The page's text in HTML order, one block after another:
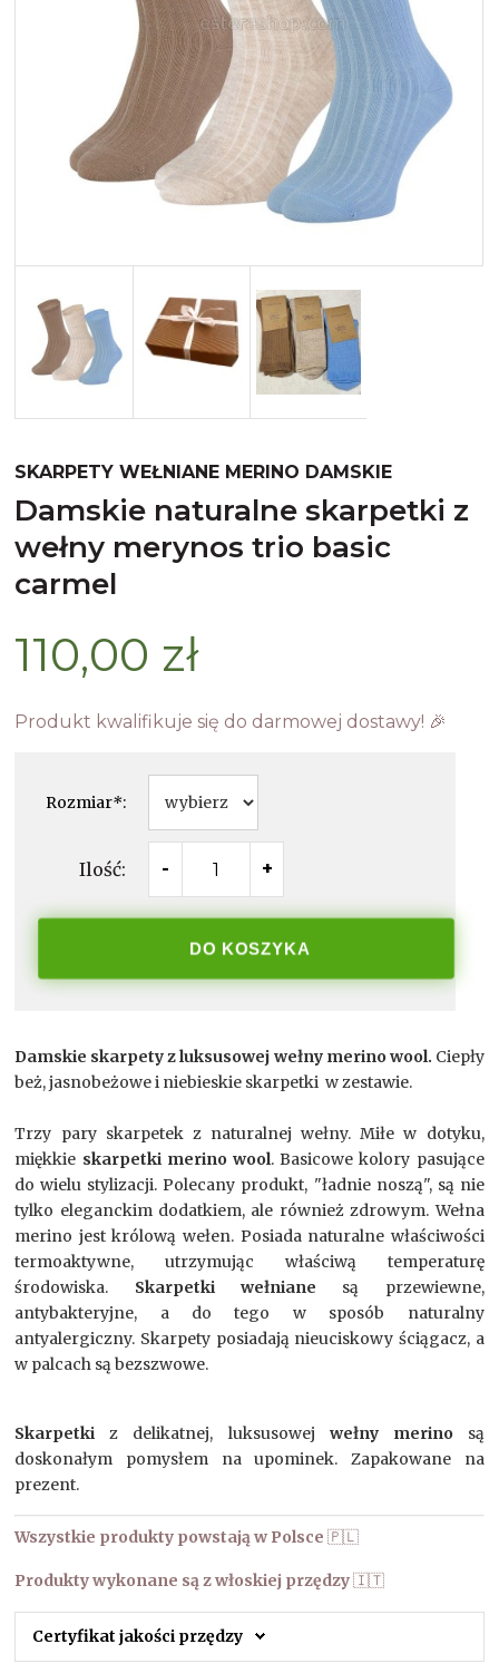
SKARPETY WEŁNIANE MERINO DAMSKIE
damskie naturalne skarpetki z
wełny merynos trio basic
carmel
110,00 zł
Produkt kwalifikuje się do darmowej dostawy! 🎉
Rozmiar*:
Ilość: - +
DO KOSZYKA
Damskie skarpety z luksusowej wełny merino wool. Ciepły
beż, jasnobeżowe i niebieskie skarpetki w zestawie.
Trzy pary skarpetek z naturalnej wełny. Miłe w dotyku,
miękkie skarpetki merino wool. Basicowe kolory pasujące
do wielu stylizacji. Polecany produkt, "ładnie noszą", są nie
tylko eleganckim dodatkiem, ale również zdrowym. Wełna
merino jest królową wełen. Posiada naturalne właściwości
termoaktywne, utrzymując właściwą temperaturę
środowiska. Skarpetki wełniane są przewiewne,
antybakteryjne, a do tego w sposób naturalny
antyalergiczny. Skarpety posiadają nieuciskowy ściągacz, a
w palcach są bezszwowe.
Skarpetkiz delikatnej, luksusowej wełny merinosą
doskonałym pomysłem na upominek. Zapakowane na
prezent.
Wszystkie produkty powstają w Polsce 🇵🇱
Produkty wykonane są z włoskiej przędzy🇮🇹
Certyfikat jakości przędzy
Merynos trekking
Merynos bezuciskowe
Kaszmir stopki
Bawełna egipska maco
Bawełna merceryzowana